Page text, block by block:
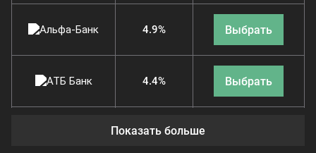
4.9% Выбрать
4.4% Выбрать
11.9%
Показать больше